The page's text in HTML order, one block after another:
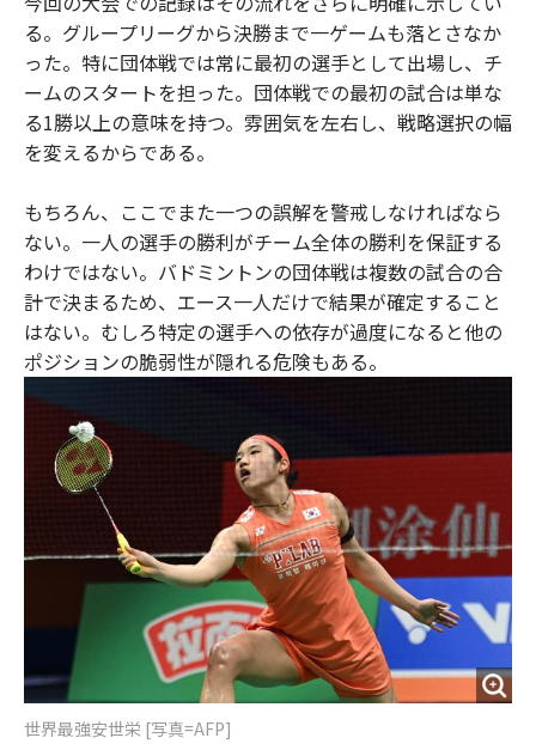
る。グループリーグから決勝まで一ゲームも落とさなか
った。特に団体戦では常に最初の選手として出場し、チ
ームのスタートを担った。団体戦での最初の試合は単な
る1勝以上の意味を持つ。雰囲気を左右し、戦略選択の幅
を変えるからである。
もちろん、ここでまた一つの誤解を警戒しなければなら
ない。一人の選手の勝利がチーム全体の勝利を保証する
わけではない。バドミントンの団体戦は複数の試合の合
計で決まるため、エース一人だけで結果が確定すること
はない。むしろ特定の選手への依存が過度になると他の
ポジションの脆弱性が隠れる危険もある。
世界最強安世栄 [写真=AFP]